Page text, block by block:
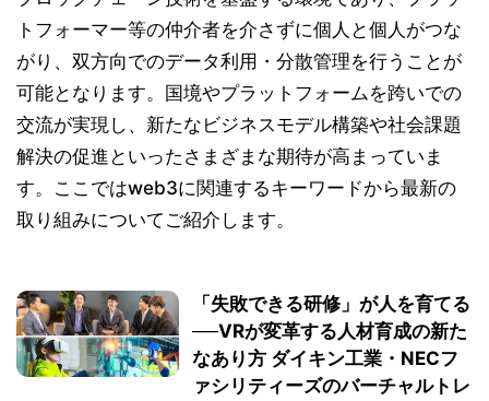
トフォーマー等の仲介者を介さずに個人と個人がつな
がり、双方向でのデータ利用・分散管理を行うことが
可能となります。国境やプラットフォームを跨いでの
交流が実現し、新たなビジネスモデル構築や社会課題
解決の促進といったさまざまな期待が高まっていま
す。ここではweb3に関連するキーワードから最新の
取り組みについてご紹介します。
「失敗できる研修」が人を育てる
──VRが変革する人材育成の新た
なあり方 ダイキン工業・NECフ
ァシリティーズのバーチャルトレ